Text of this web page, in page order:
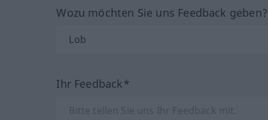
Wozu möchten Sie uns Feedback
Ihr Feedback*